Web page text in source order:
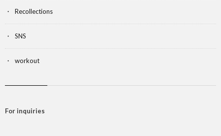
Recollections
SNS
workout
For inquiries